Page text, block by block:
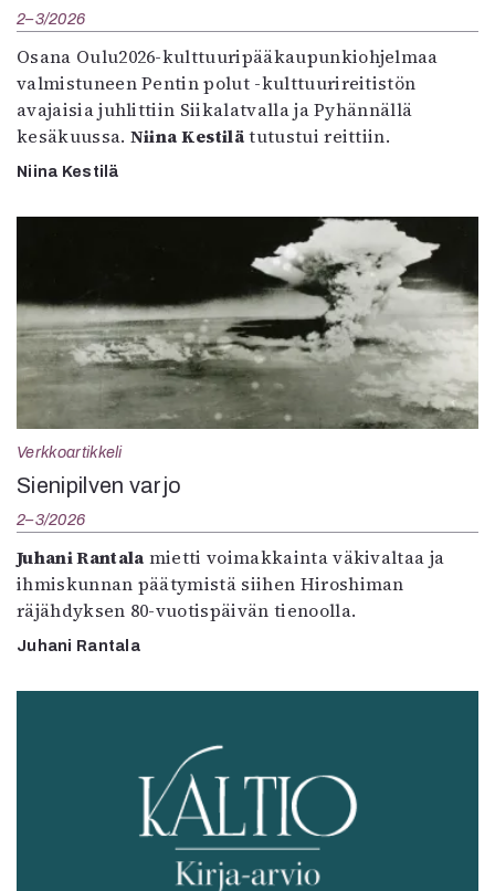
2–3/2026
Osana Oulu2026-kulttuuripääkaupunkiohjelmaa
valmistuneen Pentin polut -kulttuurireitistön
avajaisia juhlittiin Siikalatvalla ja Pyhännällä
kesäkuussa. Niina Kestilätutustui reittiin.
Niina Kestilä
Verkkoartikkeli
Sienipilven varjo
2–3/2026
Juhani Rantala mietti voimakkainta väkivaltaa ja
ihmiskunnan päätymistä siihen Hiroshiman
räjähdyksen 80-vuotispäivän tienoolla.
Juhani Rantala